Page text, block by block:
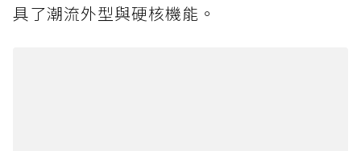
具了潮流外型與硬核機能。